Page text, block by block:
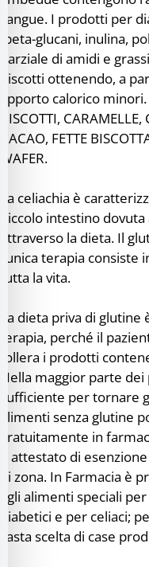
sangue. I prodotti per
(beta-glucani, inulina,
parziale di amidi e
biscotti ottenendo, a
apporto calorico
BISCOTTI,
CACAO, FETTE
WAFER.
La celiachia è
piccolo intestino
attraverso la dieta. Il
l’unica terapia
tutta la vita.
La dieta priva di
terapia, perché il
tollera i prodotti
Nella maggior parte
sufficiente per tornare
alimenti senza glutine
gratuitamente in
e attestato di
di zona. In Farmacia è
agli alimenti speciali
diabetici e per celiaci;
vasta scelta di case
sicura per epilessia